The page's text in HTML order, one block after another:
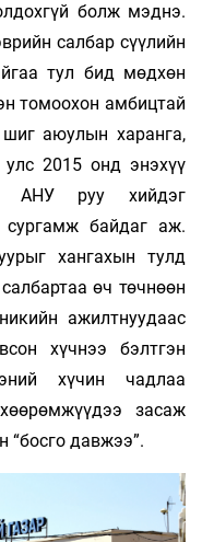
болж мэднэ.
салбар сүүлийн
тул бид мөдхөн
томоохон амбицтай
аюулын харанга,
2015 онд энэхүү
АНУ руу хийдэг
сургамж байдаг аж.
хангахын тулд
өч төчнөөн
ажилтнуудаас
хүчнээ бэлтгэн
хүчин чадлаа
засаж
“босго давжээ”.